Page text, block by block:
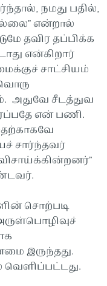
நமது பதில்,
என்றால்
தவிர தப்பிக்க
என்கிறார்
சாட்சியம்
அதுவே சீடத்துவ
என் பணி.
சார்ந்தவர்
சொற்படி
இருந்தது.